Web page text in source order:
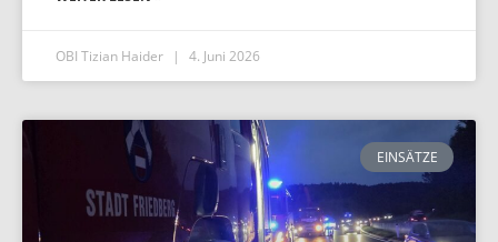
OBI Tizian Haider 4. Juni 2026
EINSÄTZE